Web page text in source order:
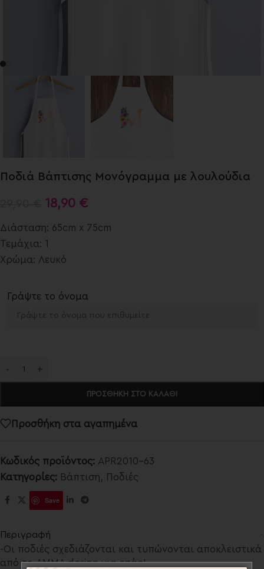
Ποδιά Βάπτισης Μονόγραμμα με λουλούδια
18,90 €
Διάσταση: 65cm x 75cm
Τεμάχια: 1
Χρώμα: Λευκό
Γράψτε το όνομα
- +
ΠΡΟΣΘΉΚΗ ΣΤΟ ΚΑΛΆΘΙ
Προσθήκη στα αγαπημένα
Κωδικός προϊόντος: APR2010-63
Κατηγορίες: Βάπτιση, Ποδιές
Save
Περιγραφή
-Οι ποδιές σχεδιάζονται και τυπώνονται αποκλειστικά
από το AMMA design για εσάς!